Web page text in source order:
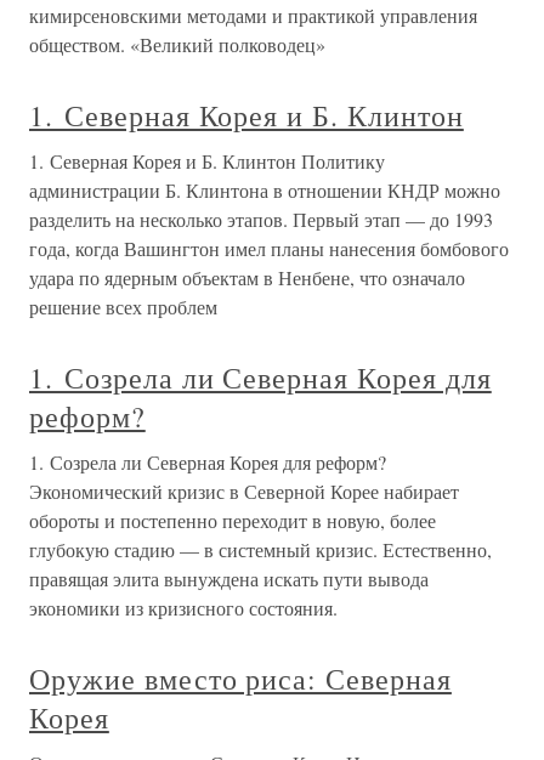
кимирсеновскими методами и практикой управления
обществом. «Великий полководец»
1. Северная Корея и Б. Клинтон
1. Северная Корея и Б. Клинтон Политику
администрации Б. Клинтона в отношении КНДР можно
разделить на несколько этапов. Первый этап — до 1993
года, когда Вашингтон имел планы нанесения бомбового
удара по ядерным объектам в Ненбене, что означало
решение всех проблем
1. Созрела ли Северная Корея для
реформ?
1. Созрела ли Северная Корея для реформ?
Экономический кризис в Северной Корее набирает
обороты и постепенно переходит в новую, более
глубокую стадию — в системный кризис. Естественно,
правящая элита вынуждена искать пути вывода
экономики из кризисного состояния.
Оружие вместо риса: Северная
Корея